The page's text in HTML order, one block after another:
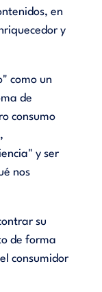
en
y
como un
de
consumo
y ser
nos
su
de forma
consumidor